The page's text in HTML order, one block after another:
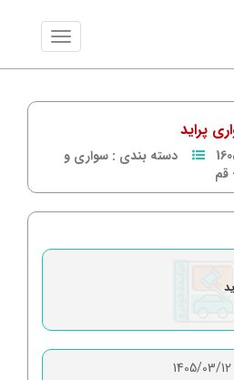
پراید
دسته بندی : سواری و
قم
1405/03/12